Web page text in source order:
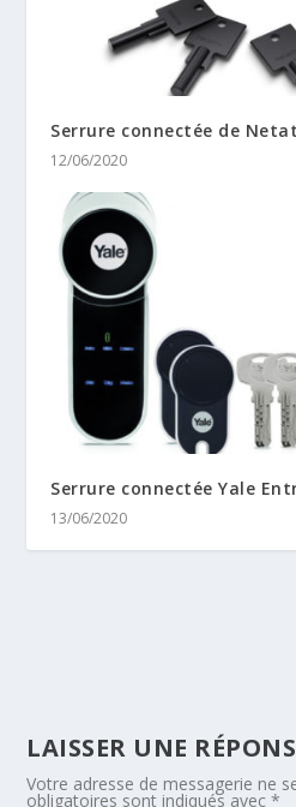
Serrure connectée de
12/06/2020
Serrure connectée Yale
13/06/2020
LAISSER UNE
Votre adresse de messagerie ne
obligatoires sont indiqués avec*